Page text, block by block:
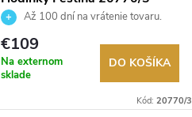
Až 100 dní na vrátenie tovaru.
Autorizovaný predajca.
€109
Na externom
sklade
DO KOŠÍKA
Kód: 20770/3